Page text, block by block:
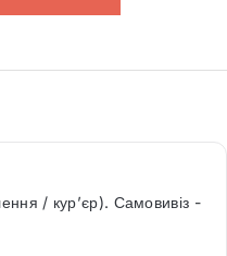
/ кур’єр). Самовивіз -